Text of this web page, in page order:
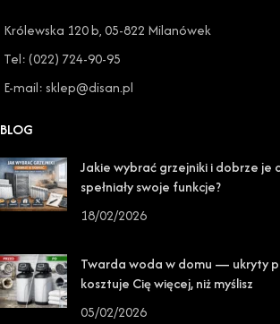
Królewska 120 b, 05-822 Milanówek
Tel: (022) 724-90-95
E-mail: sklep@disan.pl
BLOG
Jakie wybrać grzejniki i dobrze je
spełniały swoje funkcje?
18/02/2026
Twarda woda w domu — ukryty
kosztuje Cię więcej, niż myślisz
05/02/2026